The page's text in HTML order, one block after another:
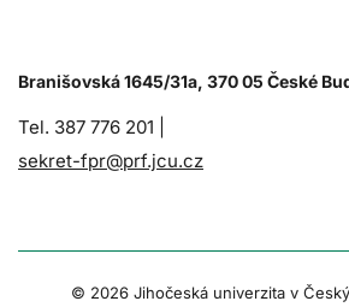
Branišovská 1645/31a, 370 05 České
Tel. 387 776 201 |
sekret-fpr@prf.jcu.cz
© 2026 Jihočeská univerzita v